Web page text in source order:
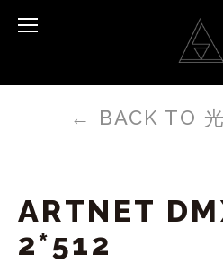
← BACK TO
ARTNET
2*512